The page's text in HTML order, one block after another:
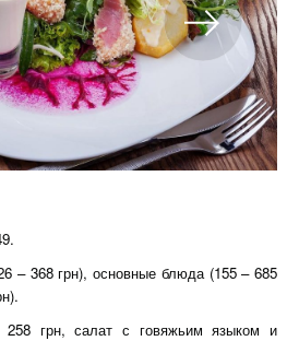
– 368 грн), основные блюда (155 – 685
258 грн, салат с говяжьим языком и